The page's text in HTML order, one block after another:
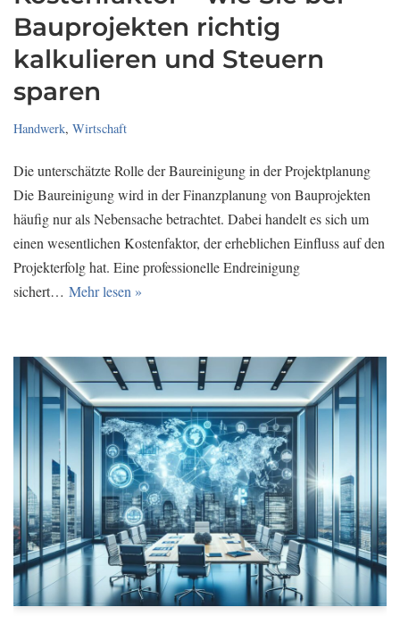
Bauprojekten richtig
kalkulieren und Steuern
sparen
Handwerk, Wirtschaft
Die unterschätzte Rolle der Baureinigung in der Projektplanung
Die Baureinigung wird in der Finanzplanung von Bauprojekten
häufig nur als Nebensache betrachtet. Dabei handelt es sich um
einen wesentlichen Kostenfaktor, der erheblichen Einfluss auf den
Projekterfolg hat. Eine professionelle Endreinigung
sichert… Mehr lesen »